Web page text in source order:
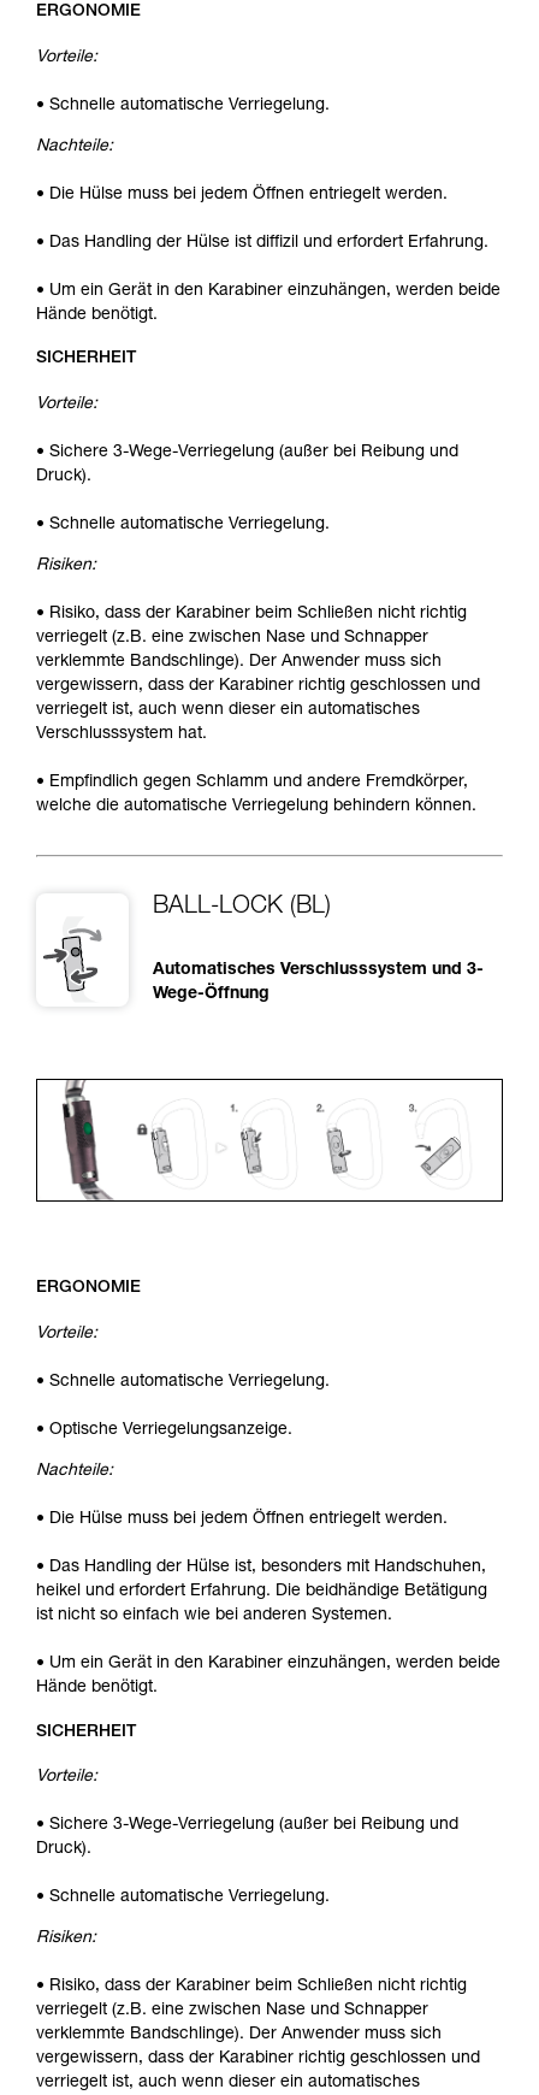
ERGONOMIE
Vorteile:
• Schnelle automatische Verriegelung.
Nachteile:
• Die Hülse muss bei jedem Öffnen entriegelt werden.
• Das Handling der Hülse ist diffizil und erfordert Erfahrung.
• Um ein Gerät in den Karabiner einzuhängen, werden beide
Hände benötigt.
SICHERHEIT
Vorteile:
• Sichere 3-Wege-Verriegelung (außer bei Reibung und
Druck).
• Schnelle automatische Verriegelung.
Risiken:
• Risiko, dass der Karabiner beim Schließen nicht richtig
verriegelt (z.B. eine zwischen Nase und Schnapper
verklemmte Bandschlinge). Der Anwender muss sich
vergewissern, dass der Karabiner richtig geschlossen und
verriegelt ist, auch wenn dieser ein automatisches
Verschlusssystem hat.
• Empfindlich gegen Schlamm und andere Fremdkörper,
welche die automatische Verriegelung behindern können.
BALL-LOCK (BL)
Automatisches Verschlusssystem und 3-
Wege-Öffnung
ERGONOMIE
Vorteile:
• Schnelle automatische Verriegelung.
• Optische Verriegelungsanzeige.
Nachteile:
• Die Hülse muss bei jedem Öffnen entriegelt werden.
• Das Handling der Hülse ist, besonders mit Handschuhen,
heikel und erfordert Erfahrung. Die beidhändige Betätigung
ist nicht so einfach wie bei anderen Systemen.
• Um ein Gerät in den Karabiner einzuhängen, werden beide
Hände benötigt.
SICHERHEIT
Vorteile:
• Sichere 3-Wege-Verriegelung (außer bei Reibung und
Druck).
• Schnelle automatische Verriegelung.
Risiken:
• Risiko, dass der Karabiner beim Schließen nicht richtig
verriegelt (z.B. eine zwischen Nase und Schnapper
verklemmte Bandschlinge). Der Anwender muss sich
vergewissern, dass der Karabiner richtig geschlossen und
verriegelt ist, auch wenn dieser ein automatisches